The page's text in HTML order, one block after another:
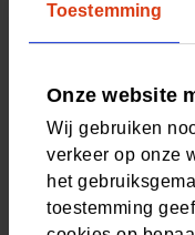
Toestemming
Onze website
Wij gebruiken
verkeer op onze
het
toestemming
belkosten. We
zaterdag tussen
Stuur uw vraag